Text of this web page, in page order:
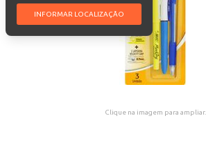
INFORMAR LOCALIZAÇÃO
Clique na imagem para ampliar.